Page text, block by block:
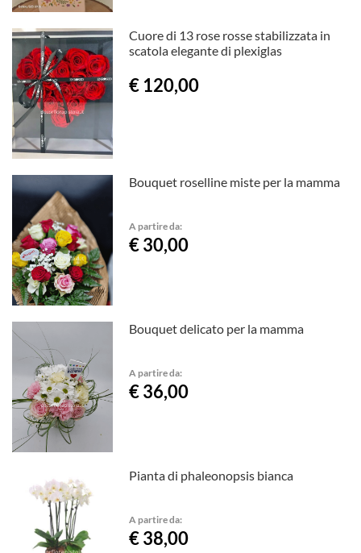
Cuore di 13 rose rosse stabilizzata in
scatola elegante di plexiglas
€ 120,00
Bouquet roselline miste per la mamma
A partire da:
€ 30,00
Bouquet delicato per la mamma
A partire da:
€ 36,00
Pianta di phaleonopsis bianca
A partire da:
€ 38,00